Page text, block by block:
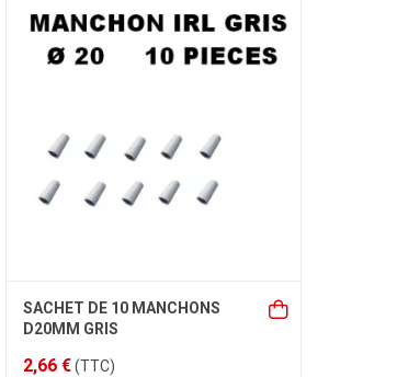
SACHET DE 10 MANCHONS
D20MM GRIS
2,66 €(TTC)